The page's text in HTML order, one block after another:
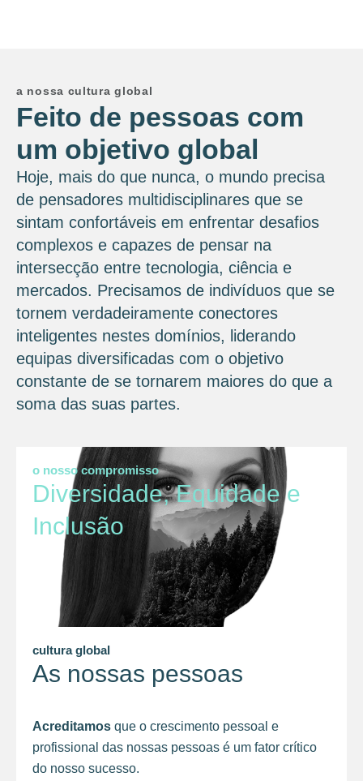
a nossa cultura global
Feito de pessoas com
um objetivo global
Hoje, mais do que nunca, o mundo precisa
de pensadores multidisciplinares que se
sintam confortáveis ​​em enfrentar desafios
complexos e capazes de pensar na
intersecção entre tecnologia, ciência e
mercados. Precisamos de indivíduos que se
tornem verdadeiramente conectores
inteligentes nestes domínios, liderando
equipas diversificadas com o objetivo
constante de se tornarem maiores do que a
soma das suas partes.
o nosso compromisso
Diversidade, Equidade e
Inclusão
cultura global
As nossas pessoas
Acreditamos que o crescimento pessoal e
profissional das nossas pessoas é um fator crítico
do nosso sucesso.